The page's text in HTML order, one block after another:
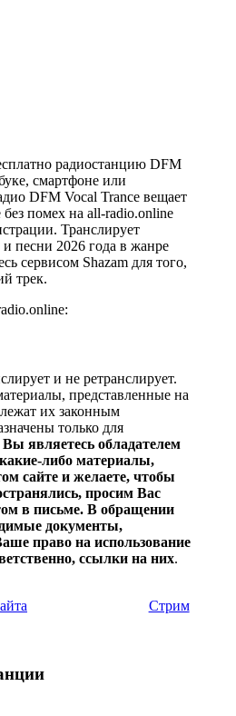
радиостанцию DFM
смартфоне или
DFM Vocal Trance вещает
без помех на all-radio.online
Транслирует
песни 2026 года в жанре
сервисом Shazam для того,
трек.
и не ретранслирует.
представленные на
их законным
только для
являетесь обладателем
либо материалы,
сайте и желаете, чтобы
просим Вас
в письме. В обращении
документы,
право на использование
ссылки на них.
Стрим